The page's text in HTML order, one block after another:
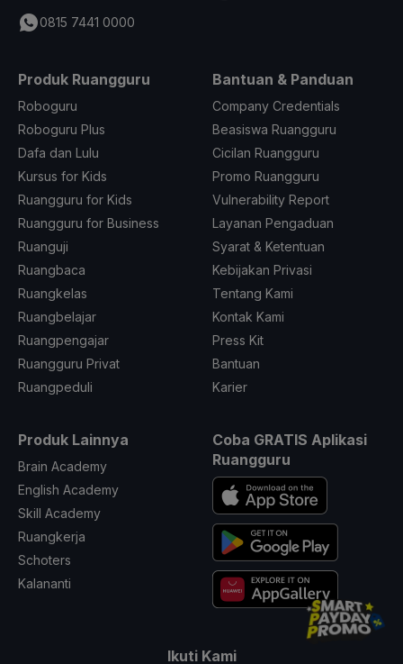
0815 7441 0000
Produk Ruangguru
Roboguru
Roboguru Plus
Dafa dan Lulu
Kursus for Kids
Ruangguru for Kids
Ruangguru for Business
Ruanguji
Ruangbaca
Ruangkelas
Ruangbelajar
Ruangpengajar
Ruangguru Privat
Ruangpeduli
Bantuan & Panduan
Company Credentials
Beasiswa Ruangguru
Cicilan Ruangguru
Promo Ruangguru
Vulnerability Report
Layanan Pengaduan
Syarat & Ketentuan
Kebijakan Privasi
Tentang Kami
Kontak Kami
Press Kit
Bantuan
Karier
Produk Lainnya
Brain Academy
English Academy
Skill Academy
Ruangkerja
Schoters
Kalananti
Coba GRATIS Aplikasi
Ruangguru
Ikuti Kami